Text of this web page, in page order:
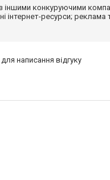
іншими конкуруючими
інтернет-ресурси; реклама
для написання відгуку